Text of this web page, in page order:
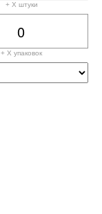
+ X штуки
+ X упаковок